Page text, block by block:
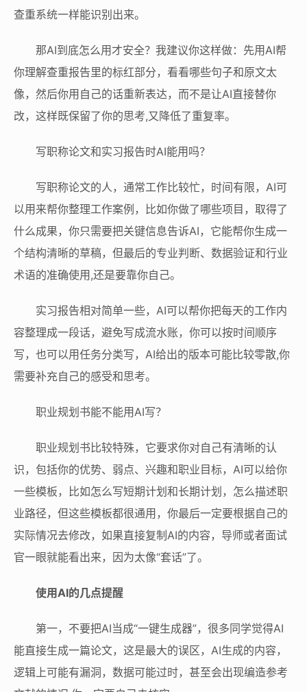
查重系统一样能识别出来。
那AI到底怎么用才安全？我建议你这样做：先用AI帮
你理解查重报告里的标红部分，看看哪些句子和原文太
像，然后你用自己的话重新表达，而不是让AI直接替你
改，这样既保留了你的思考,又降低了重复率。
写职称论文和实习报告时AI能用吗？
写职称论文的人，通常工作比较忙，时间有限，AI可
以用来帮你整理工作案例，比如你做了哪些项目，取得了
什么成果，你只需要把关键信息告诉AI，它能帮你生成一
个结构清晰的草稿，但最后的专业判断、数据验证和行业
术语的准确使用,还是要靠你自己。
实习报告相对简单一些，AI可以帮你把每天的工作内
容整理成一段话，避免写成流水账，你可以按时间顺序
写，也可以用任务分类写，AI给出的版本可能比较零散,你
需要补充自己的感受和思考。
职业规划书能不能用AI写？
职业规划书比较特殊，它要求你对自己有清晰的认
识，包括你的优势、弱点、兴趣和职业目标，AI可以给你
一些模板，比如怎么写短期计划和长期计划，怎么描述职
业路径，但这些模板都很通用，你最后一定要根据自己的
实际情况去修改，如果直接复制AI的内容，导师或者面试
官一眼就能看出来，因为太像“套话”了。
使用AI的几点提醒
第一，不要把AI当成“一键生成器”，很多同学觉得AI
能直接生成一篇论文，这是最大的误区，AI生成的内容，
逻辑上可能有漏洞，数据可能过时，甚至会出现编造参考